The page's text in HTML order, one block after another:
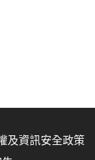
及資訊安全政策